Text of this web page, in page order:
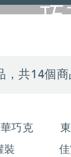
，共14個商
巧克
裝